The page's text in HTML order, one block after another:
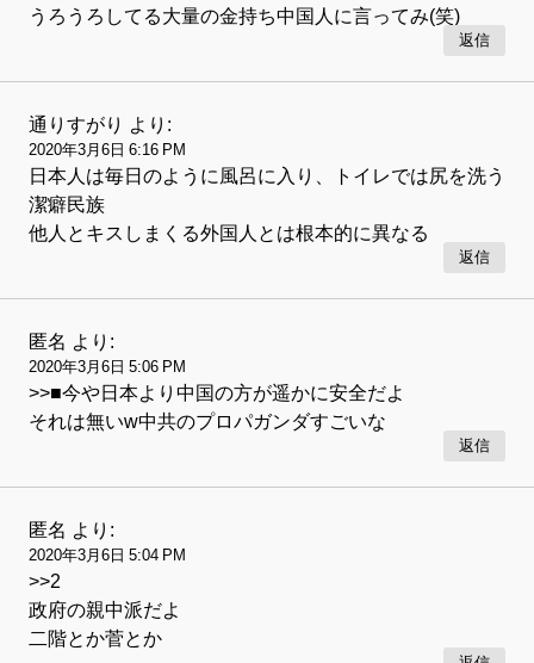
うろうろしてる大量の金持ち中国人に言ってみ(笑)
返信
通りすがり より:
2020年3月6日 6:16 PM
日本人は毎日のように風呂に入り、トイレでは尻を洗う
潔癖民族
他人とキスしまくる外国人とは根本的に異なる
返信
匿名 より:
2020年3月6日 5:06 PM
>>■今や日本より中国の方が遥かに安全だよ
それは無いw中共のプロパガンダすごいな
返信
匿名 より:
2020年3月6日 5:04 PM
>>2
政府の親中派だよ
二階とか菅とか